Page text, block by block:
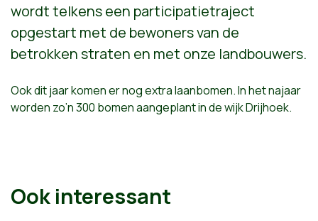
wordt telkens een participatietraject
opgestart met de bewoners van de
betrokken straten en met onze landbouwers.
Ook dit jaar komen er nog extra laanbomen. In het najaar
worden zo’n 300 bomen aangeplant in de wijk Drijhoek.
Ook interessant